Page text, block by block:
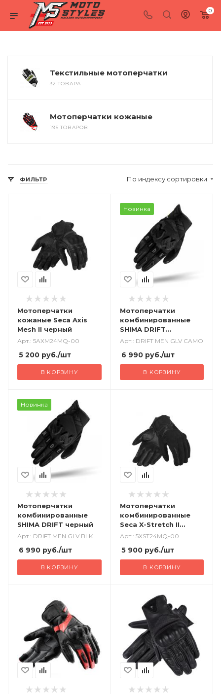
0
Текстильные мотоперчатки
32 ТОВАРА
Мотоперчатки кожаные
195 ТОВАРОВ
ФИЛЬТР По индексу сортировки
Мотоперчатки
кожаные Seca Axis
Mesh II черный
Арт.: 5AXM24MQ-00
5 200 руб./шт
В КОРЗИНУ
Новинка
Мотоперчатки
комбинированные
SHIMA DRIFT
камуфляж
Арт.: DRIFT MEN GLV CAMO
6 990руб./шт
В КОРЗИНУ
Новинка
Мотоперчатки
комбинированные
SHIMA DRIFT черный
Арт.: DRIFT MEN GLV BLK
6 990 руб./шт
В КОРЗИНУ
Мотоперчатки
комбинированные
Seca X-Stretch II
черный
Арт.: 5XST24MQ-00
5 900руб./шт
В КОРЗИНУ